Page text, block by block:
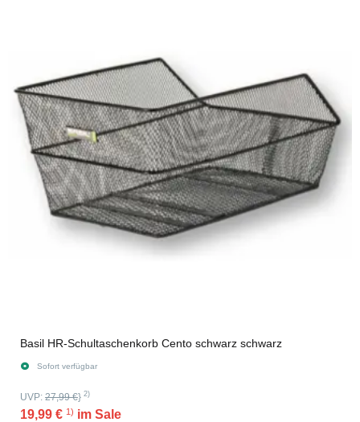
Basil HR-Schultaschenkorb Cento schwarz schwarz
Sofort verfügbar
UVP: 27,99 €} 2)
19,99 € 1) im Sale